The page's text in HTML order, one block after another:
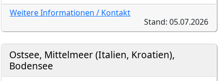
Weitere Informationen / Kontakt
Stand: 05.07.2026
Ostsee, Mittelmeer (Italien, Kroatien),
Bodensee